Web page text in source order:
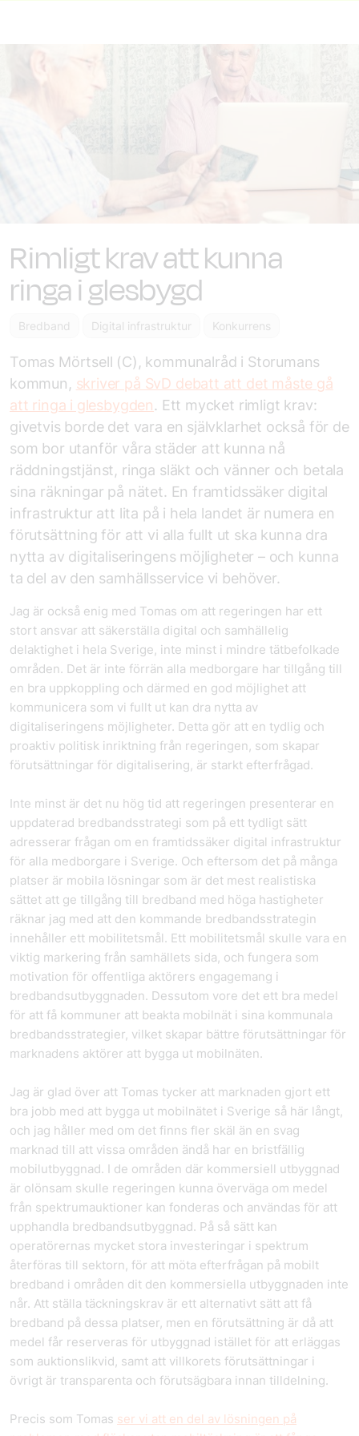
Rimligt krav att kunna
ringa i glesbygd
Bredband Digital infrastruktur Konkurrens
Tomas Mörtsell (C), kommunalråd i Storumans
kommun, skriver på SvD debatt att det måste gå
att ringa i glesbygden. Ett mycket rimligt krav:
givetvis borde det vara en självklarhet också för de
som bor utanför våra städer att kunna nå
räddningstjänst, ringa släkt och vänner och betala
sina räkningar på nätet. En framtidssäker digital
infrastruktur att lita på i hela landet är numera en
förutsättning för att vi alla fullt ut ska kunna dra
nytta av digitaliseringens möjligheter – och kunna
ta del av den samhällsservice vi behöver.
Jag är också enig med Tomas om att regeringen har ett
stort ansvar att säkerställa digital och samhällelig
delaktighet i hela Sverige, inte minst i mindre tätbefolkade
områden. Det är inte förrän alla medborgare har tillgång till
en bra uppkoppling och därmed en god möjlighet att
kommunicera som vi fullt ut kan dra nytta av
digitaliseringens möjligheter. Detta gör att en tydlig och
proaktiv politisk inriktning från regeringen, som skapar
förutsättningar för digitalisering, är starkt efterfrågad.
Inte minst är det nu hög tid att regeringen presenterar en
uppdaterad bredbandsstrategi som på ett tydligt sätt
adresserar frågan om en framtidssäker digital infrastruktur
för alla medborgare i Sverige. Och eftersom det på många
platser är mobila lösningar som är det mest realistiska
sättet att ge tillgång till bredband med höga hastigheter
räknar jag med att den kommande bredbandsstrategin
innehåller ett mobilitetsmål. Ett mobilitetsmål skulle vara en
viktig markering från samhällets sida, och fungera som
motivation för offentliga aktörers engagemang i
bredbandsutbyggnaden. Dessutom vore det ett bra medel
för att få kommuner att beakta mobilnät i sina kommunala
bredbandsstrategier, vilket skapar bättre förutsättningar för
marknadens aktörer att bygga ut mobilnäten.
Jag är glad över att Tomas tycker att marknaden gjort ett
bra jobb med att bygga ut mobilnätet i Sverige så här långt,
och jag håller med om det finns fler skäl än en svag
marknad till att vissa områden ändå har en bristfällig
mobilutbyggnad. I de områden där kommersiell utbyggnad
är olönsam skulle regeringen kunna överväga om medel
från spektrumauktioner kan fonderas och användas för att
upphandla bredbandsutbyggnad. På så sätt kan
operatörernas mycket stora investeringar i spektrum
återföras till sektorn, för att möta efterfrågan på mobilt
bredband i områden dit den kommersiella utbyggnaden inte
når. Att ställa täckningskrav är ett alternativt sätt att få
bredband på dessa platser, men en förutsättning är då att
medel får reserveras för utbyggnad istället för att erläggas
som auktionslikvid, samt att villkorets förutsättningar i
övrigt är transparenta och förutsägbara innan tilldelning.
Precis som Tomas ser vi att en del av lösningen på